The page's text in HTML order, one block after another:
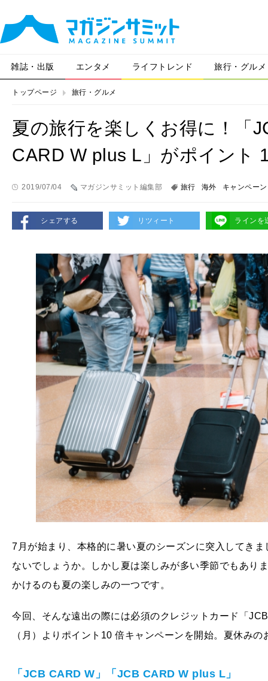
雑誌・出版 エンタメ ライフトレンド 旅行・グルメ
トップページ 旅行・グルメ
夏の旅行を楽しくお得に！「
CARD W plus L」がポイント
2019/07/04 マガジンサミット編集部 旅行 海外 キャンペーン
シェアする リツィート ラインを
7月が始まり、本格的に暑い夏のシーズンに突入してき
ないでしょうか。しかし夏は楽しみが多い季節でもあり
かけるのも夏の楽しみの一つです。
今回、そんな遠出の際には必須のクレジットカード「
（月）よりポイント10 倍キャンペーンを開始。夏休み
「JCB CARD W 」「JCB CARD W plus L 」